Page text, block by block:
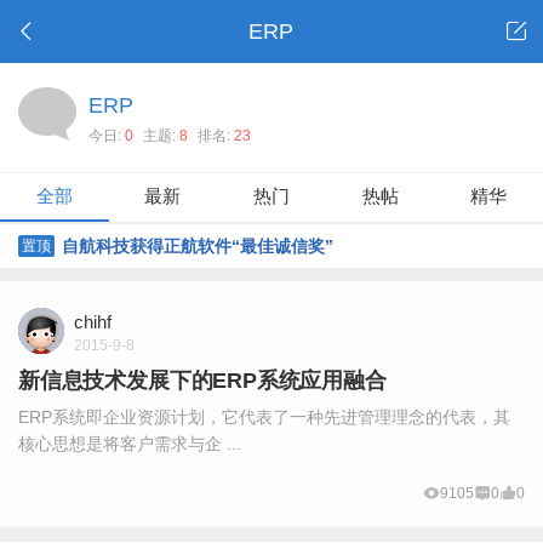
ERP
ERP
今日: 0 主题: 8 排名: 23
全部 最新 热门 热帖 精华
置顶 自航科技获得正航软件“最佳诚信奖”
chihf
2015-9-8
新信息技术发展下的ERP系统应用融合
ERP系统即企业资源计划，它代表了一种先进管理理念的代表，其
核心思想是将客户需求与企 ...
9105 0 0